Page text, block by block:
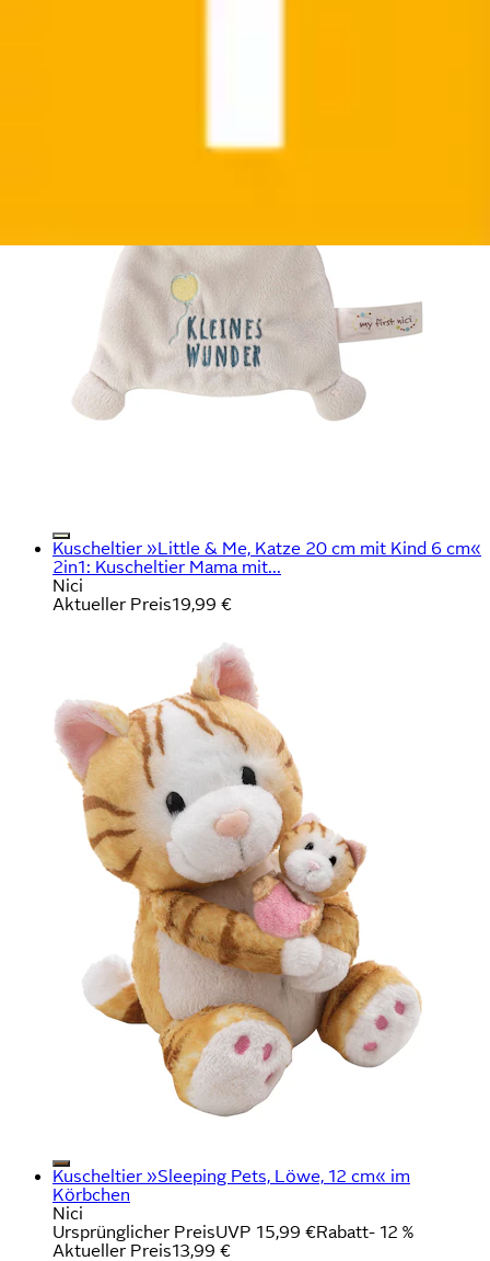
Kuscheltier »Little & Me, Katze 20 cm mit Kind 6 cm«
2in1: Kuscheltier Mama mit...
Nici
Aktueller Preis19,99 €
Kuscheltier »Sleeping Pets, Löwe, 12 cm« im
Körbchen
Nici
Ursprünglicher PreisUVP 15,99 €Rabatt- 12 %
Aktueller Preis13,99 €